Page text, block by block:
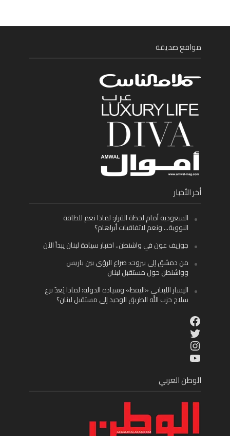
مواقع صديقة
أخر الأخبار
السعودية أمام لحظة القرار: لماذا نعم للطاقة
النووية… ونعم لاتفاقيات أبراهام؟
جوزيف عون في واشنطن.. اختبار سيادة لبنان يبدأ الآن
من دمشق إلى بيروت: صراع الرؤى بين باريس
وواشنطن حول مستقبل لبنان
اليسار اللبناني «اليقظ» وسيادة الدولة: لماذا يُعدّ نزع
سلاح حزب الله الطريق الوحيد إلى مستقبل لبنان؟
Facebook
Twitter
Instagram
YouTube
الوطن العربي